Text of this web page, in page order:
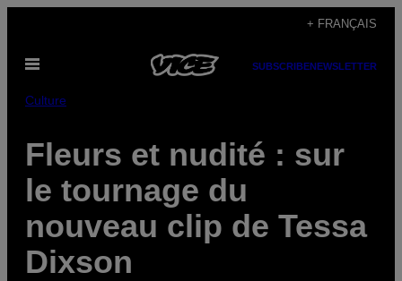
content
+ FRANÇAIS
Open
SUBSCRIBENEWSLETTER
Culture
Fleurs et nudité : sur
le tournage du
nouveau clip de Tessa
Dixson